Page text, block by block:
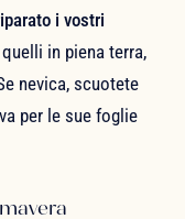
i vostri
quelli in piena terra,
nevica, scuotete
per le sue foglie